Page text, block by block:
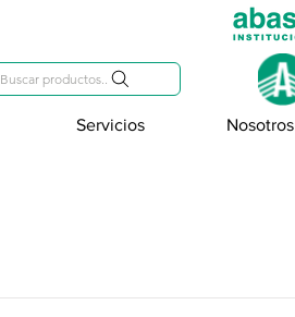
Buscar productos..
Servicios Nosotros